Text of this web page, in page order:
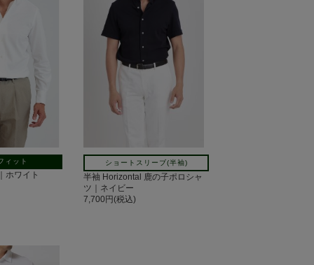
ィット
ホワイト
ショートスリーブ(半袖)
半袖 Horizontal 鹿の子ポロシャ
ツ｜ネイビー
7,700円(税込)